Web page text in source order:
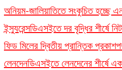
অনিয়ম-জালিয়াতিতে সংকুচিত হচ্ছে
ইন্স্যুরেন্সডিএসইতে দর বৃদ্ধির শীর্ষে
ফিড মিলের দ্বিতীয় প্রান্তিক প্রকাশ
লেনদেনডিএসইতে লেনদেনের শীর্ষে